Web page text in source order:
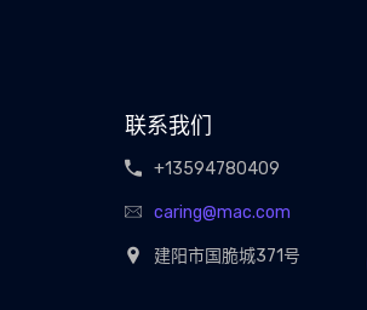
联系我们
+13594780409
caring@mac.com
建阳市国脆城371号